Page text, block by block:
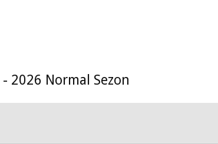
2026 Normal Sezon